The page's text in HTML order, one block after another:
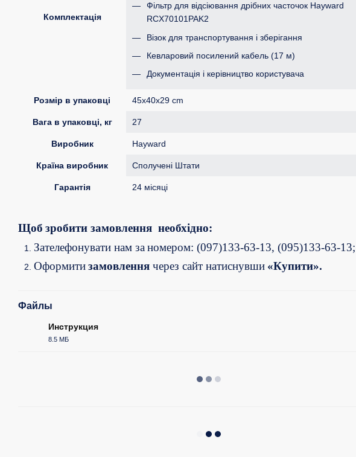
Комплектація
Фільтр для відсіювання дрібних часточок Hayward
RCX70101PAK2
Візок для транспортування і зберігання
Кевларовий посилений кабель (17 м)
Документація і керівництво користувача
Розмір в упаковці 45x40x29 cm
Вага в упаковці, кг 27
Виробник Hayward
Країна виробник Сполучені Штати
Гарантія 24 місяці
Щоб зробити замовлення необхідно:
Зателефонувати нам заномером: (097)133-63-13, (095)133-63-13;
Оформитизамовлення через сайт натиснувши «Купити».
Файлы
Инструкция
8.5 МБ